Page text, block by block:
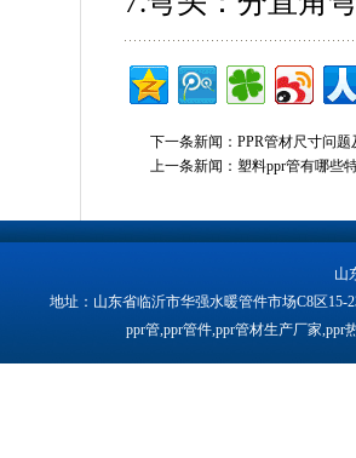
下一条新闻： PPR管材尺寸问题
上一条新闻： 塑料ppr管有哪些
山
地址：山东省临沂市华强水暖管件市场C8区15-
ppr管,ppr管件,ppr管材生产厂家